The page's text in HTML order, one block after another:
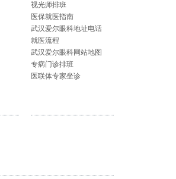
视光师排班
医保就医指南
武汉爱尔眼科地址电话
就医流程
武汉爱尔眼科网站地图
专病门诊排班
医联体专家坐诊